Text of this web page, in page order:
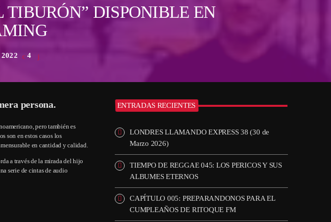
DISPONIBLE EN
4
persona.
pero también es
son en estos casos los
en cantidad y calidad.
a través de la mirada del hijo
serie de cintas de audio
ENTRADAS RECIENTES
LONDRES LLAMANDO EXPRESS 38 (30 de
Marzo 2026)
TIEMPO DE REGGAE 045: LOS PERICOS Y SUS
ALBUMES ETERNOS
CAPÍTULO 005: PREPARANDONOS PARA EL
CUMPLEAÑOS DE RITOQUE FM